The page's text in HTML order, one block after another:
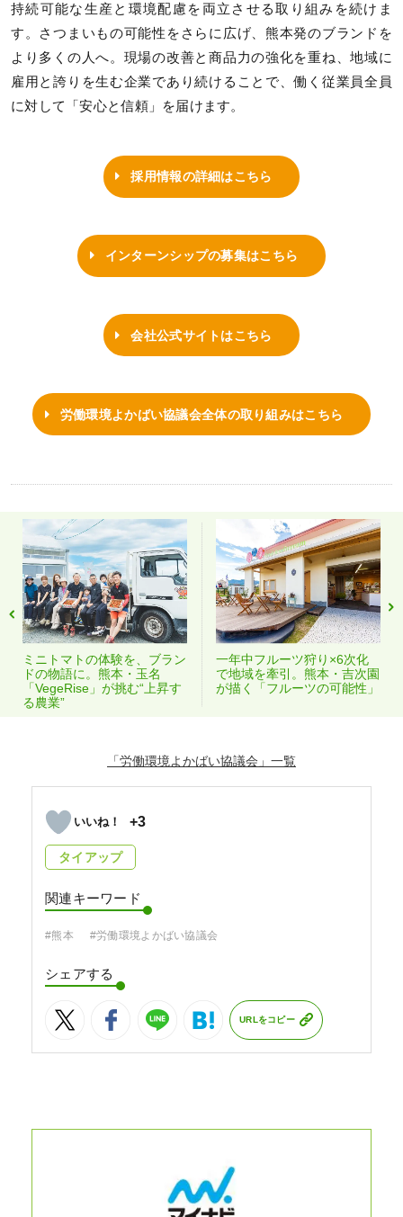
持続可能な生産と環境配慮を両立させる取り組みを続けま
す。さつまいもの可能性をさらに広げ、熊本発のブランドを
より多くの人へ。現場の改善と商品力の強化を重ね、地域に
雇用と誇りを生む企業であり続けることで、働く従業員全員
に対して「安心と信頼」を届けます。
採用情報の詳細はこちら
インターンシップの募集はこちら
会社公式サイトはこちら
労働環境よかばい協議会全体の取り組みはこちら
ミニトマトの体験を、ブラン
ドの物語に。熊本・玉名
「VegeRise」が挑む“上昇す
る農業”
一年中フルーツ狩り×6次化
で地域を牽引。熊本・吉次園
が描く「フルーツの可能性」
「労働環境よかばい協議会」
+3
タイアップ
関連キーワード
#熊本 #労働環境よかばい協議会
シェアする
URLをコピー